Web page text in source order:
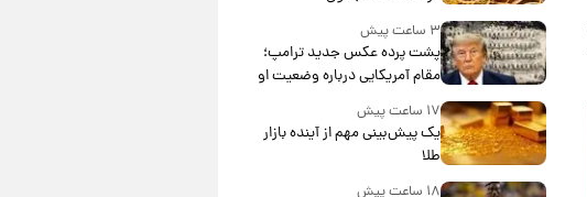
۳ ساعت پیش
پشت پرده عکس جدید ترامپ؛
مقام آمریکایی درباره وضعیت او
چه گفت؟
۱۷ ساعت پیش
یک پیش‌بینی مهم از آینده بازار
طلا
۱۸ ساعت پیش